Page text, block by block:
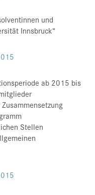
und
Innsbruck“
ab 2015 bis
Stellen